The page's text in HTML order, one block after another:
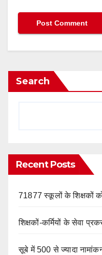
Search
Recent Posts
71877 स्कूलों के शिक्षकों
शिक्षकों-कर्मियों के सेवा
सूबे में 500 से ज्यादा